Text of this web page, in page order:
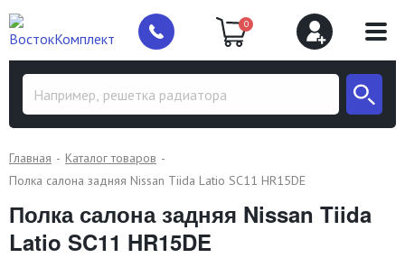
0
Главная
Каталог товаров
Полка салона задняя Nissan Tiida Latio SC11 HR15DE
Полка салона задняя Nissan Tiida
Latio SC11 HR15DE